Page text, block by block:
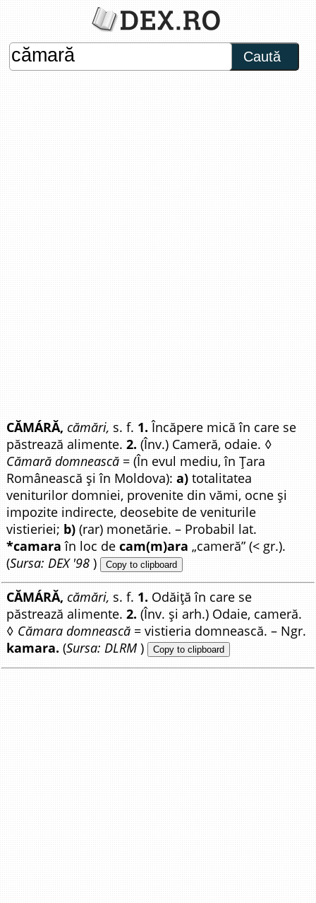
Caută
CĂMÁRĂ, cămări, s. f. 1. Încăpere mică în care se
păstrează alimente.2. (Înv.) Cameră, odaie. ◊
Cămară domnească = (În evul mediu, în Țara
Românească și în Moldova):a) totalitatea
veniturilor domniei, provenite din vămi, ocne și
impozite indirecte, deosebite de veniturile
vistieriei; b) (rar) monetărie. – Probabil lat.
*camara în loc decam(m)ara „cameră” (< gr.).
(Sursa: DEX '98 ) Copy to clipboard
CĂMÁRĂ, cămări, s. f. 1. Odăiță în care se
păstrează alimente.2. (Înv. și arh.) Odaie, cameră.
◊ Cămara domnească = vistieria domnească. – Ngr.
kamara. (Sursa: DLRM ) Copy to clipboard